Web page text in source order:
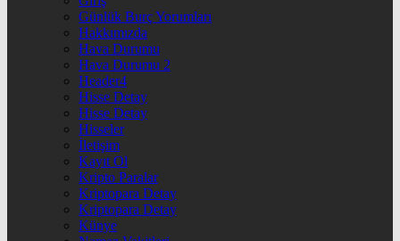
Günlük Burç Yorumları
Hakkımızda
Hava Durumu
Hava Durumu 2
Header4
Hisse Detay
Hisse Detay
Hisseler
İletişim
Kayıt Ol
Kripto Paralar
Kriptopara Detay
Kriptopara Detay
Künye